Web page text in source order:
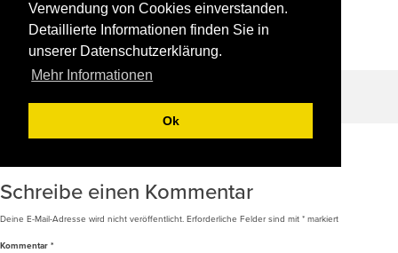
Verwendung von Cookies einverstanden.
Detaillierte Informationen finden Sie in
unserer Datenschutzerklärung.
Mehr Informationen
Ok
Schreibe einen Kommentar
Deine E-Mail-Adresse wird nicht veröffentlicht. Erforderliche Felder sind mit * markiert
Kommentar *